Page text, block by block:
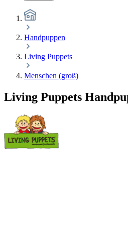
Handpuppen
Living Puppets
Menschen (groß)
Living Puppets